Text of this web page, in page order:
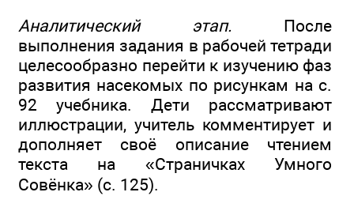
Аналитический этап. После
выполнения задания в рабочей тетради
целесообразно перейти к изучению фаз
развития насекомых по рисункам на с.
92 учебника. Дети рассматривают
иллюстрации, учитель комментирует и
дополняет своё описание чтением
текста на «Страничках Умного
Совёнка» (с. 125).